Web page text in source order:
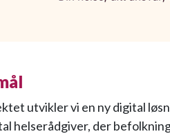
utvikler vi en ny digital
helserådgiver, der